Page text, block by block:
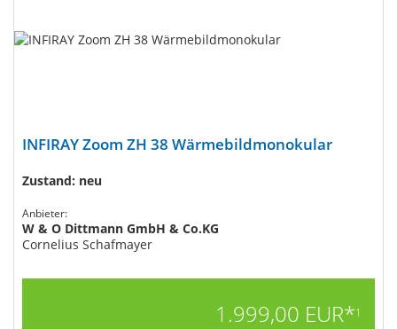
INFIRAY Zoom ZH 38 Wärmebildmonokular
Zustand: neu
Anbieter:
W & O Dittmann GmbH & Co.KG
Cornelius Schafmayer
1.999,00 EUR*1